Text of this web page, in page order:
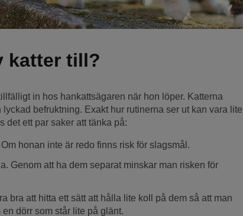
katter till?
in hos hankattsägaren när hon löper. Katterna
befruktning. Exakt hur rutinerna ser ut kan vara lite
det ett par saker att tänka på:
honan inte är redo finns risk för slagsmål.
Genom att ha dem separat minskar man risken för
bra att hitta ett sätt att hålla lite koll på dem så att man
dörr som står lite på glänt.